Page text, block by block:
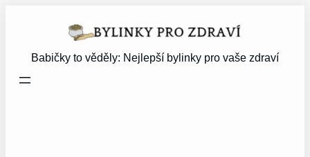
Babičky to věděly: Nejlepší bylinky pro vaše zdraví